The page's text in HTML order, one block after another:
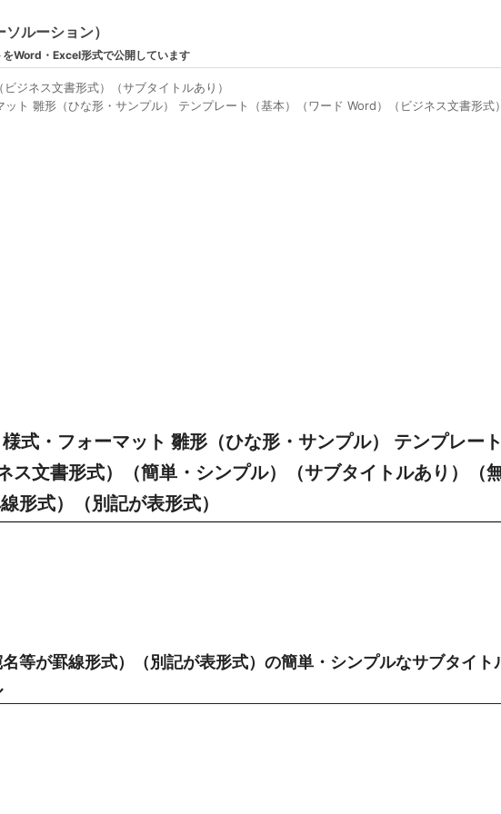
ルーション）
Word・Excel形式で公開しています
ジネス文書形式）（サブタイトルあり）
ト 雛形（ひな形・サンプル） テンプレート（基本）（ワード Word）（ビジネス文書形式
式・フォーマット 雛形（ひな形・サンプル） テンプレート
ス文書形式）（簡単・シンプル）（サブタイトルあり）（
形式）（別記が表形式）
等が罫線形式）（別記が表形式）の簡単・シンプルなサブタイト